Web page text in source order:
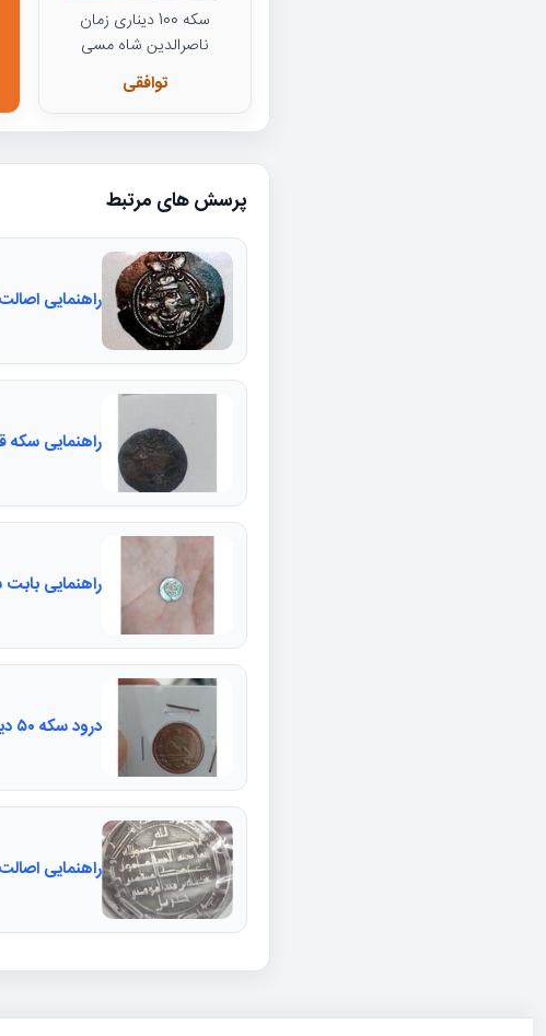
سکه 100 دیناری زمان
ناصرالدین شاه مسی
توافقی
پرسش های مرتبط
راهنمایی
راهنمایی سکه
راهنمایی
درود سکه ۵۰ دینار مسی تاریخ ارو راهنمایی بفرماید
راهنمایی